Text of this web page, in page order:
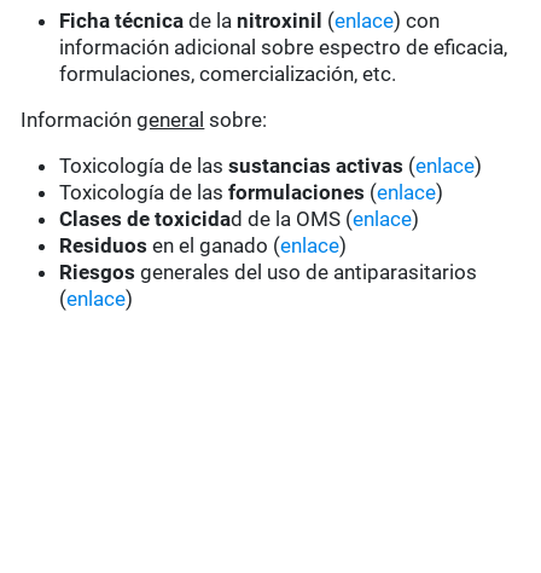
Ficha técnica de lanitroxinil (enlace) con
información adicional sobre espectro de eficacia,
formulaciones, comercialización, etc.
Informacióngeneral sobre:
Toxicología de lassustancias activas (enlace)
Toxicología de lasformulaciones (enlace)
Clases de toxicidad de la OMS (enlace)
Residuos en el ganado (enlace)
Riesgos generales del uso de antiparasitarios
(enlace)